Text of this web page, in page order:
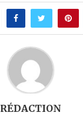
RÉDACTION